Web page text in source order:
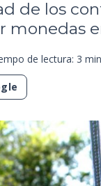
de los
monedas
de lectura: 3